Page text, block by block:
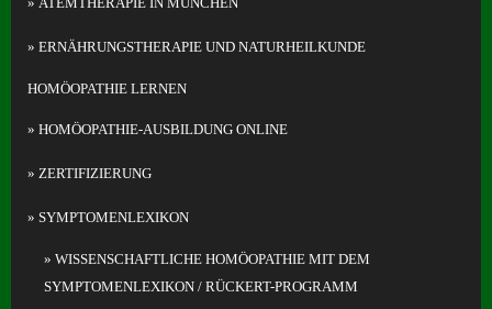
hen
ERNÄHRUNGS­THERAPIE UND NATURHEILKUNDE
HOMÖOPATHIE LERNEN
HOMÖOPATHIE-AUSBILDUNG ONLINE
ZERTIFIZIERUNG
SYMPTOMENLEXIKON
WISSENSCHAFTLICHE HOMÖOPATHIE MIT DEM
SYMPTOMENLEXIKON / RÜCKERT-PROGRAMM